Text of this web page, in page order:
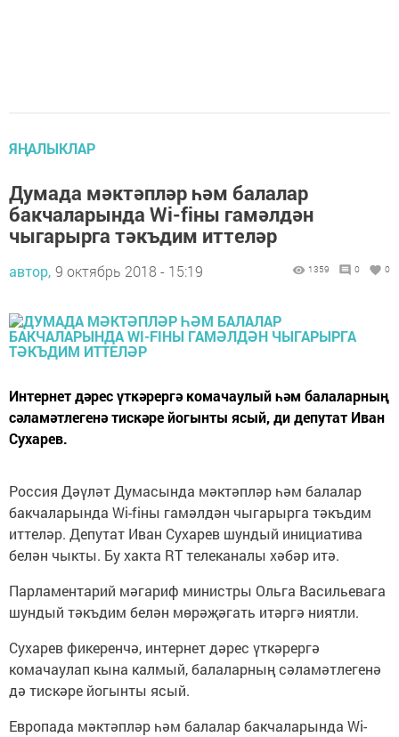
ЯҢАЛЫКЛАР
Думада мәктәпләр һәм балалар
бакчаларында Wi-fiны гамәлдән
чыгарырга тәкъдим иттеләр
автор, 9 октябрь 2018 - 15:19 1359 0 0
Интернет дәрес үткәрергә комачаулый һәм балаларның
сәламәтлегенә тискәре йогынты ясый, ди депутат Иван
Сухарев.
Россия Дәүләт Думасында мәктәпләр һәм балалар
бакчаларында Wi-fiны гамәлдән чыгарырга тәкъдим
иттеләр. Депутат Иван Сухарев шундый инициатива
белән чыкты. Бу хакта RT телеканалы хәбәр итә.
Парламентарий мәгариф министры Ольга Васильевага
шундый тәкъдим белән мөрәҗәгать итәргә ниятли.
Сухарев фикеренчә, интернет дәрес үткәрергә
комачаулап кына калмый, балаларның сәламәтлегенә
дә тискәре йогынты ясый.
Европада мәктәпләр һәм балалар бакчаларында Wi-